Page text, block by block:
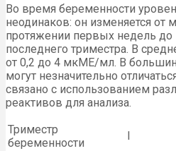
Во время беременности
неодинаков: он изменяется от
протяжении первых недель
последнего триместра. В
от 0,2 до 4 мкМЕ/мл. В
могут незначительно
связано с использованием
реактивов для анализа.
Триместр
беременности